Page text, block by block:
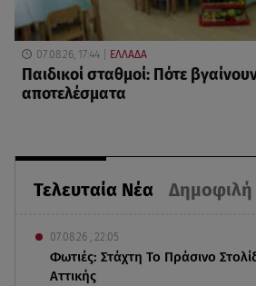
Τελευταία Νέα Δημοφιλή
07.08.26 , 22:05
Φωτιές: Στάχτη Το Πράσινο
Αττικής
07.08.26, 17:44 ΕΛΛΑΔΑ
Παιδικοί σταθμοί: Πότε
αποτελέσματα